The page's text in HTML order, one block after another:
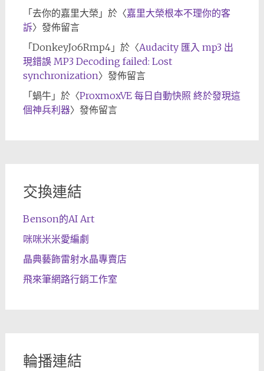
「 去你的嘉里大榮 」於〈嘉里大榮根本不理你的客
訴〉發佈留言
「 DonkeyJo6Rmp4」於〈Audacity 匯入 mp3 出
現錯誤 MP3 Decoding failed: Lost
synchronization〉發佈留言
「 蝸牛」於〈ProxmoxVE 每日自動快照 終於發現這
個神兵利器〉發佈留言
交換連結
Benson的AI Art
咪咪米米愛編劇
晶典藝飾雷射水晶專賣店
飛來筆網路行銷工作室
輪播連結